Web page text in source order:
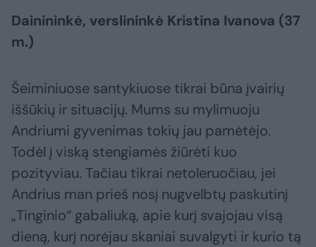
Dainininkė, verslininkė Kristina Ivanova (37
m.)
Šeiminiuose santykiuose tikrai būna įvairių
iššūkių ir situacijų. Mums su mylimuoju
Andriumi gyvenimas tokių jau pamėtėjo.
Todėl į viską stengiamės žiūrėti kuo
pozityviau. Tačiau tikrai netoleruočiau, jei
Andrius man prieš nosį nugvelbtų paskutinį
„Tinginio“ gabaliuką, apie kurį svajojau visą
dieną, kurį norėjau skaniai suvalgyti ir kurio tą